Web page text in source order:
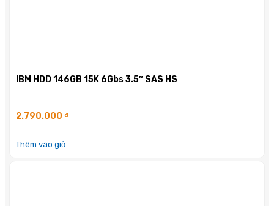
IBM HDD 146GB 15K 6Gbs 3.5″ SAS HS
2.790.000 ₫
Thêm vào giỏ